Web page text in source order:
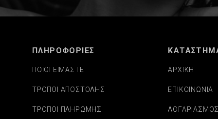
ΠΛΗΡΟΦΟΡΙΕΣ
ΠΟΙΟΙ ΕΙΜΑΣΤΕ
ΤΡΟΠΟΙ ΑΠΟΣΤΟΛΗΣ
ΤΡΟΠΟΙ ΠΛΗΡΩΜΗΣ
ΑΡΧΙΚΗ
ΕΠΙΚΟΙΝΩΝΙΑ
ΛΟΓΑΡΙΑΣΜΟΣ